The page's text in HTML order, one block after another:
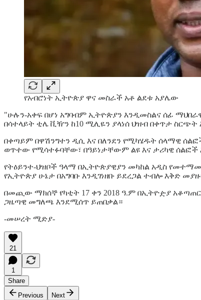
የአብሮነት ኢትዮጵያ ዋና መስራች አቶ ልደቱ አያሌው
"ሁሉን-አቀፍ በሆነ አግባብም ኢትዮጵያን እንዲመስልና ሰፊ
በሳተላይት ቲሌ ቪዥን ከ10 ሚሊዬን ያላነሰ ህዝብ በቀጥታ
በቀጣይም በዋሽንግተን ዲሲ እና በለንደን የሚካሄዱት ሰላማዊ
ወጥተው የሚሳተፉባቸው፣ በዓይነታቸውም ልዩ እና ታሪካዊ ሰልፎች
የትዕይንተ-ህዝቦች ዓላማ በኢትዮጵያዊያን መካከል አዲስ
የኢትዮጵያ ሁኔታ በአግባቡ እንዲገነዘቡ ይደረጋል ተብሎ እቅድ
በመጪው ማክሰኞ የካቲት 17 ቀን 2018 ዓ.ም በኢትዮዽያ አቆጣጠር
ጋዜጣዊ መግለጫ እንደሚሰጥ ይጠበቃል።
-መሠረት ሚድያ-
21
1
Share
Previous
Next